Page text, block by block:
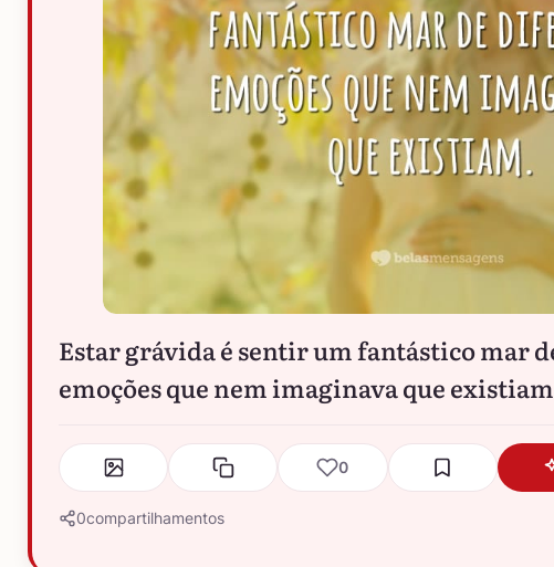
Estar grávida é sentir um fantástico mar
emoções que nem imaginava que
0
0compartilhamentos